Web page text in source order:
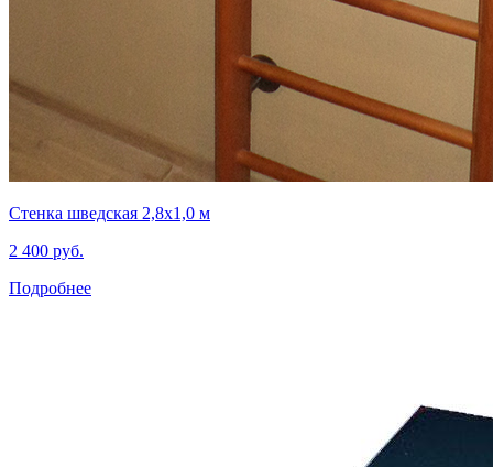
Стенка шведская 2,8x1,0 м
2 400 руб.
Подробнее